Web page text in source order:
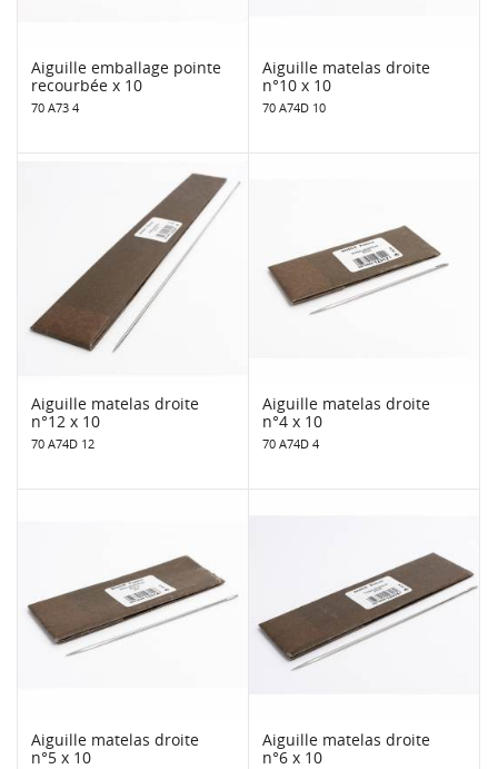
Aiguille emballage pointe
recourbée x 10
70 A73 4
Aiguille matelas droite
n°10 x 10
70 A74D 10
Aiguille matelas droite
n°12 x 10
70 A74D 12
Aiguille matelas droite
n°4 x 10
70 A74D 4
Aiguille matelas droite
n°5 x 10
Aiguille matelas droite
n°6 x 10